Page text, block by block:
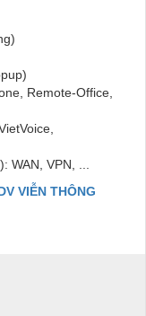
Remote-Office,
WAN, VPN, ...
VIỄN THÔNG